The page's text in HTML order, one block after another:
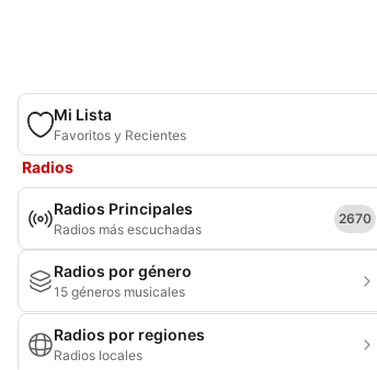
Mi Lista
Favoritos y Recientes
Radios
Radios Principales
Radios más escuchadas
2670
Radios por género
15 géneros musicales
Radios por regiones
Radios locales